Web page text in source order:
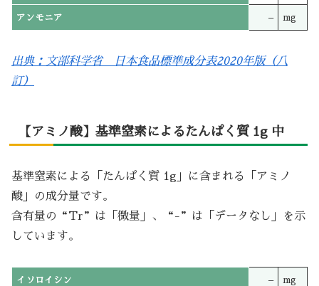
アンモニア – mg
出典：文部科学省 日本食品標準成分表2020年版（八
訂）
【アミノ酸】基準窒素によるたんぱく質 1g 中
基準窒素による「たんぱく質 1g」に含まれる「アミノ
酸」の成分量です。
含有量の“Tr”は「微量」、“-”は「データなし」を示
しています。
イソロイシン – mg